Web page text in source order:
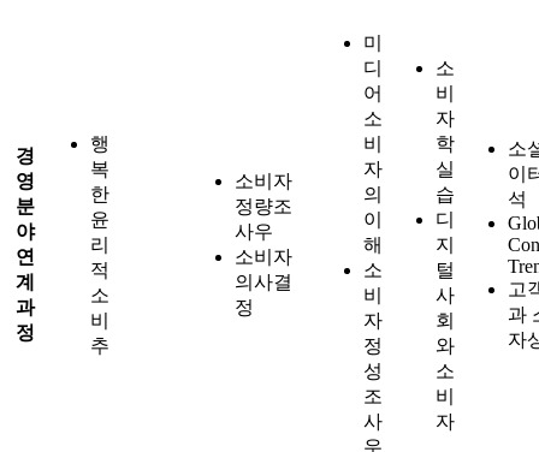
경
영
분
야
연
계
과
정
행
복
한
윤
리
적
소
비
추
소비자
정량조
사우
소비자
의사결
정
미
디
어
소
비
자
의
이
해
소
비
자
정
성
조
사
우
소
비
자
학
실
습
디
지
털
사
회
와
소
비
자
소
이
석
고
과
자